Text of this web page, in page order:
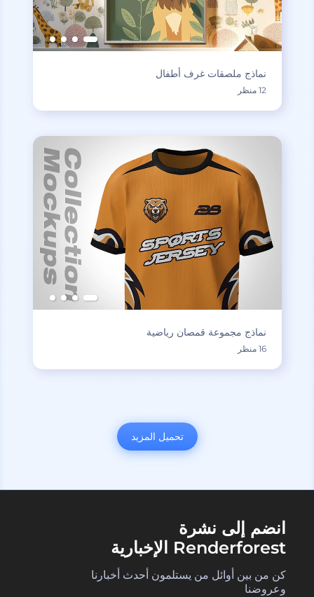
نماذج ملصقات غرف أطفال
12 منظر
نماذج مجموعة قمصان رياضية
16 منظر
تحميل المزيد
انضم إلى نشرة
Renderforest الإخبارية
كن من بين أوائل من يستلمون أحدث أخبارنا
وعروضنا